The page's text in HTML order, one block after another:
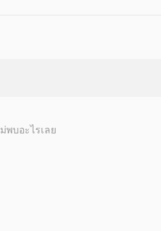
พบอะไรเลย